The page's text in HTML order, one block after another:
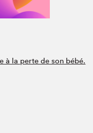
à la perte de son bébé.